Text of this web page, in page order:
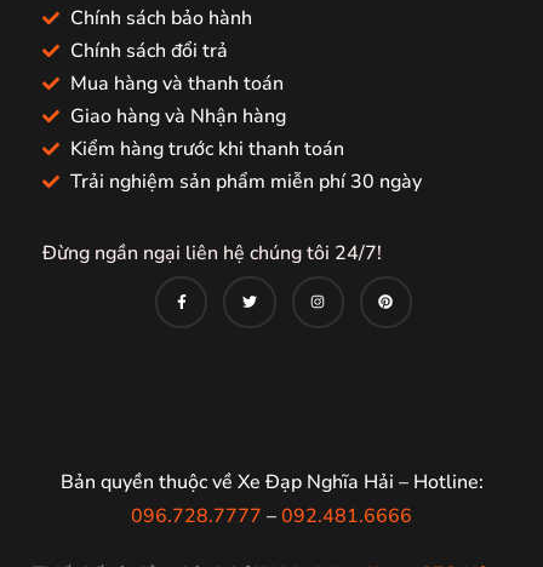
Chính sách bảo hành
Chính sách đổi trả
Mua hàng và thanh toán
Giao hàng và Nhận hàng
Kiểm hàng trước khi thanh toán
Trải nghiệm sản phẩm miễn phí 30 ngày
Đừng ngần ngại liên hệ chúng tôi 24/7!
Bản quyền thuộc về Xe Đạp Nghĩa Hải – Hotline:
096.728.7777 –092.481.6666